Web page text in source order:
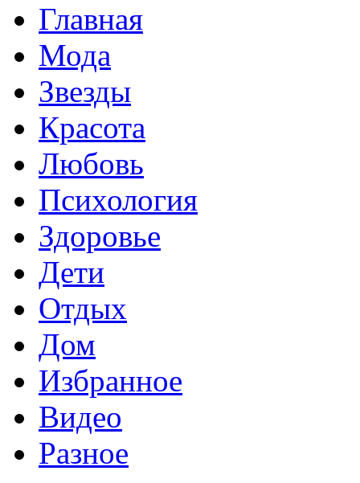
Главная
Мода
Звезды
Красота
Любовь
Психология
Здоровье
Дети
Отдых
Дом
Избранное
Видео
Разное